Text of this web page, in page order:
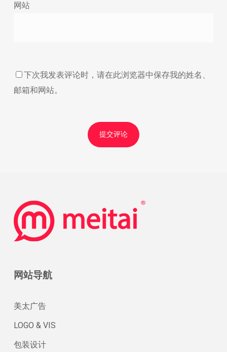
网站
下次我发表评论时，请在此浏览器中保存我的姓名、
邮箱和网站。
网站导航
美太广告
LOGO & VIS
包装设计